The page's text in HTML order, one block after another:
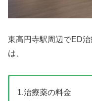
東高円寺駅周辺でED
は、
1.治療薬の料金